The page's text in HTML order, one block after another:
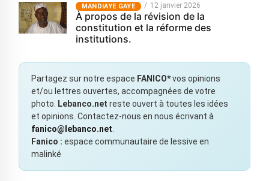
MANDIAYE GAYE 12 janvier 2026
À propos de la révision de la
constitution et la réforme des
institutions.
Partagez sur notre espace FANICO*vos opinions
et/ou lettres ouvertes, accompagnées de votre
photo.
Lebanco.net reste ouvert à toutes les idées
et opinions. Contactez-nous en nous écrivant à
fanico@lebanco.net
Fanico : espace communautaire de lessive en
malinké